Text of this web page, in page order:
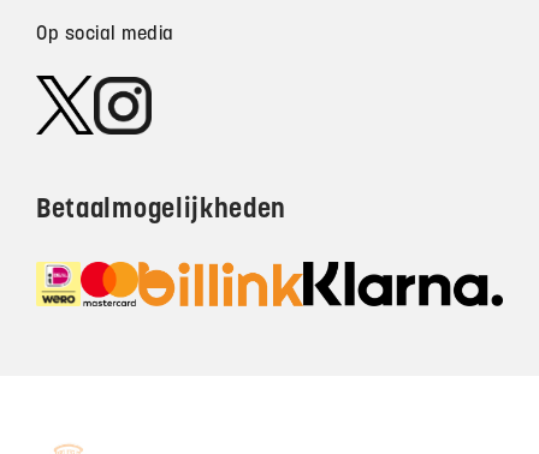
Op social media
Betaalmogelijkheden